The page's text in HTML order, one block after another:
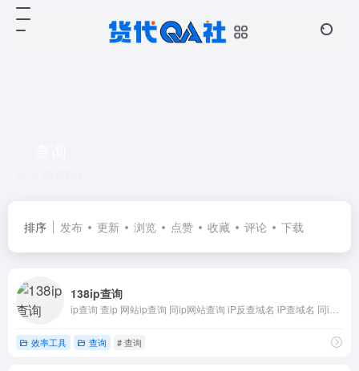
排序 发布 更新 浏览 点赞 收藏 评论 下载
138ip查询
效率工具 查询 # 查询